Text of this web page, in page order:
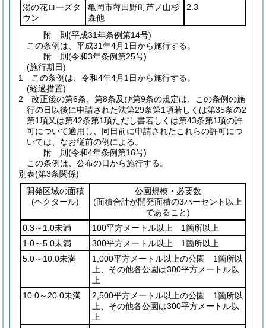
湯の花ローズタ
ウン
亀岡市薭田野町芦ノ山杉
森他
2.3
附 則(平成31年条例第14号)
この条例は、平成31年4月1日から施行する。
附 則(令和3年条例第25号)
(施行期日)
1
この条例は、令和4年4月1日から施行する。
(経過措置)
2
改正後の第6条、第8条及び第9条の規定は、この条例の施
行の日以後に申請された法第29条第1項若しくは第35条の2
第1項又は第42条第1項ただし書若しくは第43条第1項の許
可について適用し、同日前に申請されたこれらの許可につ
いては、なお従前の例による。
附 則(令和4年条例第16号)
この条例は、公布の日から施行する。
別表(第3条関係)
開発区域の面積
(ヘクタール)
公園規模・必要数
(面積合計が開発面積の3パーセント以上
であること)
0.3～1.0未満
100平方メートル以上 1箇所以上
1.0～5.0未満
300平方メートル以上 1箇所以上
5.0～10.0未満
1,000平方メートル以上の公園 1箇所以
上、その他各公園は300平方メートル以
上
10.0～20.0未満
2,500平方メートル以上の公園 1箇所以
上、その他各公園は300平方メートル以
上